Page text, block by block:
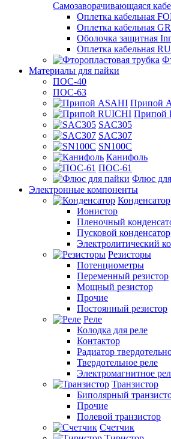
Самозаворачивающаяся
Оплетка кабельная
Оплетка кабельная
Оболочка защитная
Оплетка кабельная
Материалы для пайки
ПОС-40
ПОС-63
Припой
Припой
SAC305
SAC307
SN100C
Канифоль
ПОС-61
Флюс
Электронные компоненты
Конденсатор
Ионистор
Пленочный
Пусковой конденсатор
Электролитический
Резисторы
Потенциометры
Переменный резистор
Мощный резистор
Прочие
Постоянный резистор
Реле
Колодка для реле
Контактор
Радиатор
Твердотельное реле
Электромагнитное
Транзистор
Биполярный
Прочие
Полевой транзистор
Счетчик